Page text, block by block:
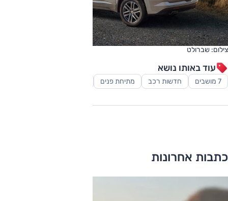
צילום: שברולט
עוד באותו נושא
7 מושבים חדשות רכב מתיחת פנים
כתבות אחרונות